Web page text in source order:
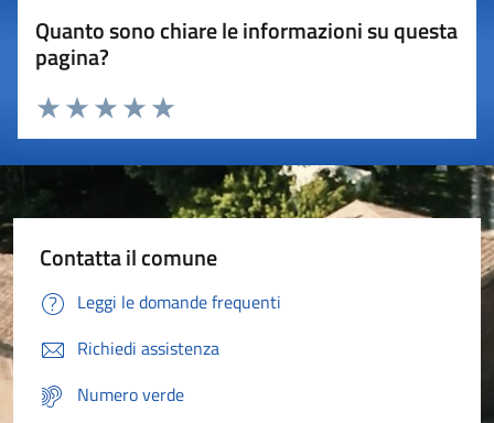
Quanto sono chiare le informazioni su questa
pagina?
Valuta 5 stelle su 5
Valuta 4 stelle su 5
Valuta 3 stelle su 5
Valuta 2 stelle su 5
Valuta 1 stelle su 5
Contatta il comune
Leggi le domande frequenti
Richiedi assistenza
Numero verde